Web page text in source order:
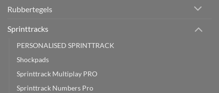
Rubbertegels
Sprinttracks
PERSONALISED SPRINTTRACK
Shockpads
Sprinttrack Multiplay PRO
Sprinttrack Numbers Pro